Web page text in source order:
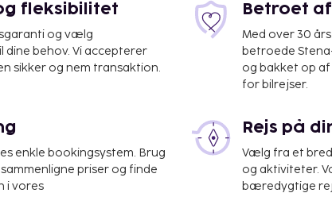
gratis på forældres
benyttes.
fleksibilitet
og vælg
dine behov. Vi accepterer
sikker og nem transaktion.
Betroet
Med over 30
betroede
og bakket op
for bilrejser.
enkle bookingsystem. Brug
priser og finde
i vores
Rejs på
Vælg fra et
og aktiviteter.
bæredygtige